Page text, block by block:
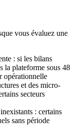
vous évaluez une
: si les bilans
la plateforme sous 48
opérationnelle
et des micro-
secteurs
: certains
sans période